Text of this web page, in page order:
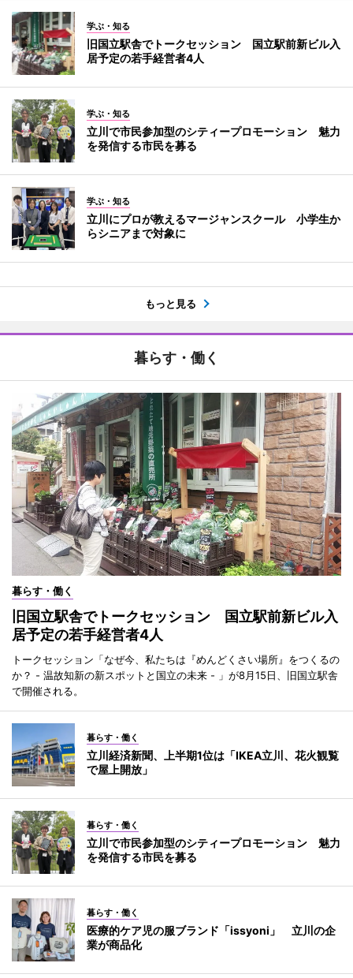
学ぶ・知る
旧国立駅舎でトークセッション 国立駅前新ビル入
居予定の若手経営者4人
学ぶ・知る
立川で市民参加型のシティープロモーション 魅力
を発信する市民を募る
学ぶ・知る
立川にプロが教えるマージャンスクール 小学生か
らシニアまで対象に
もっと見る
暮らす・働く
暮らす・働く
旧国立駅舎でトークセッション 国立駅前新ビル入
居予定の若手経営者4人
トークセッション「なぜ今、私たちは『めんどくさい場所』をつくるの
か？ - 温故知新の新スポットと国立の未来 - 」が8月15日、旧国立駅舎
で開催される。
暮らす・働く
立川経済新聞、上半期1位は「IKEA立川、花火観覧
で屋上開放」
暮らす・働く
立川で市民参加型のシティープロモーション 魅力
を発信する市民を募る
暮らす・働く
医療的ケア児の服ブランド「issyoni」 立川の企
業が商品化